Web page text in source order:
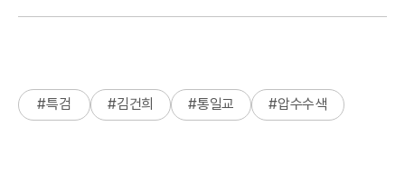
#특검 #김건희 #통일교 #압수수색